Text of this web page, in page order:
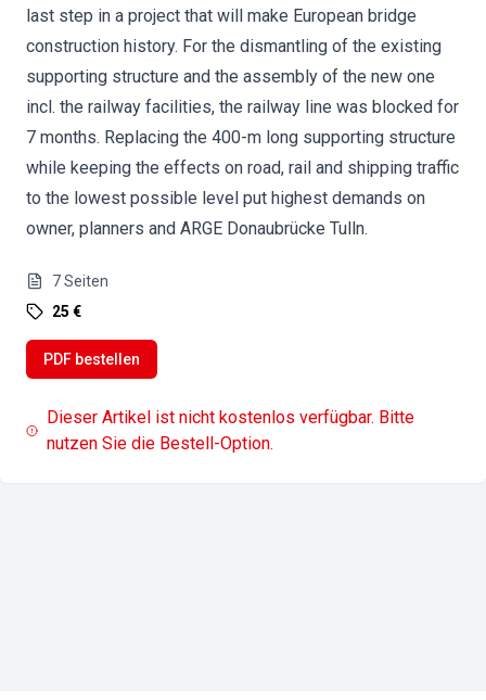
last step in a project that will make European bridge
construction history. For the dismantling of the existing
supporting structure and the assembly of the new one
incl. the railway facilities, the railway line was blocked for
7 months. Replacing the 400-m long supporting structure
while keeping the effects on road, rail and shipping traffic
to the lowest possible level put highest demands on
owner, planners and ARGE Donaubrücke Tulln.
7Seiten
25 €
PDF bestellen
Dieser Artikel ist nicht kostenlos verfügbar. Bitte
nutzen Sie die Bestell-Option.